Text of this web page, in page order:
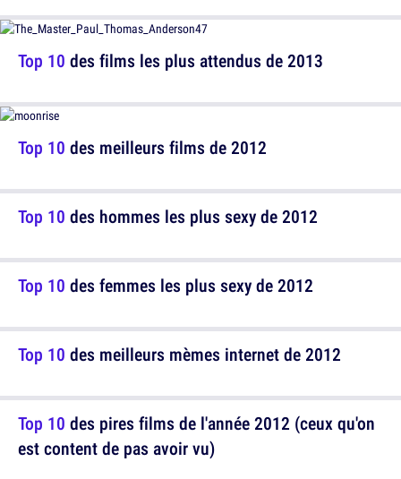
Top 10 des films les plus attendus de 2013
Top 10 des hommes les plus sexy de 2012
Top 10 des meilleurs mèmes internet de 2012
Top 10 des meilleurs films de 2012
Top 10 des femmes les plus sexy de 2012
Top 10 des pires films de l'année 2012 (ceux qu'on
est content de pas avoir vu)